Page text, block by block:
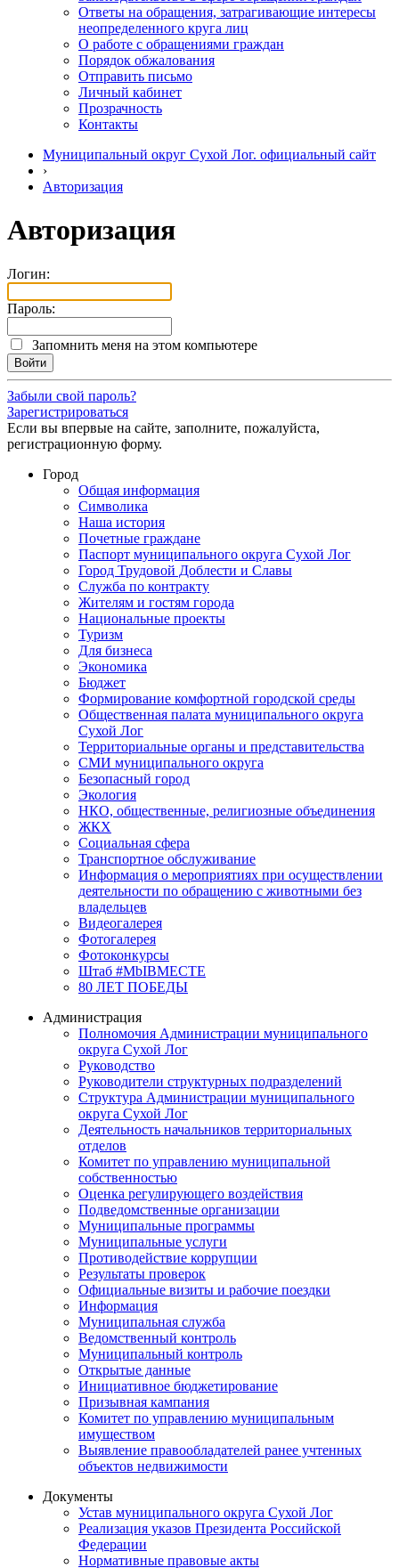
Ответы на обращения, затрагивающие интересы
неопределенного круга лиц
О работе с обращениями граждан
Порядок обжалования
Отправить письмо
Личный кабинет
Прозрачность
Контакты
Муниципальный округ Сухой Лог. официальный сайт
›
Авторизация
Авторизация
Логин:
Пароль:
Запомнить меня на этом компьютере
Забыли свой пароль?
Зарегистрироваться
Если вы впервые на сайте, заполните, пожалуйста,
регистрационную форму.
Город
Общая информация
Символика
Наша история
Почетные граждане
Паспорт муниципального округа Сухой Лог
Город Трудовой Доблести и Славы
Служба по контракту
Жителям и гостям города
Национальные проекты
Туризм
Для бизнеса
Экономика
Бюджет
Формирование комфортной городской среды
Общественная палата муниципального округа
Сухой Лог
Территориальные органы и представительства
СМИ муниципального округа
Безопасный город
Экология
НКО, общественные, религиозные объединения
ЖКХ
Социальная сфера
Транспортное обслуживание
Информация о мероприятиях при осуществлении
деятельности по обращению с животными без
владельцев
Видеогалерея
Фотогалерея
Фотоконкурсы
Штаб #MbIBMECTE
80 ЛЕТ ПОБЕДЫ
Администрация
Полномочия Администрации муниципального
округа Сухой Лог
Руководство
Руководители структурных подразделений
Структура Администрации муниципального
округа Сухой Лог
Деятельность начальников территориальных
отделов
Комитет по управлению муниципальной
собственностью
Оценка регулирующего воздействия
Подведомственные организации
Муниципальные программы
Муниципальные услуги
Противодействие коррупции
Результаты проверок
Официальные визиты и рабочие поездки
Информация
Муниципальная служба
Ведомственный контроль
Муниципальный контроль
Открытые данные
Инициативное бюджетирование
Призывная кампания
Комитет по управлению муниципальным
имуществом
Выявление правообладателей ранее учтенных
объектов недвижимости
Документы
Устав муниципального округа Сухой Лог
Реализация указов Президента Российской
Федерации
Нормативные правовые акты